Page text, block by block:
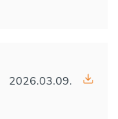
2026.03.09.